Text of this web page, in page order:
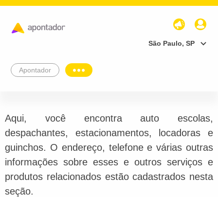
São Paulo, SP
Apontador
Aqui, você encontra auto escolas,
despachantes, estacionamentos, locadoras e
guinchos. O endereço, telefone e várias outras
informações sobre esses e outros serviços e
produtos relacionados estão cadastrados nesta
seção.